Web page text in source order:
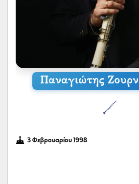
Παναγιώτης
3 Φεβρουαρίου 1998